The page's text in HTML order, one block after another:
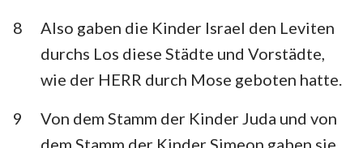
8
Also gaben die Kinder Israel den Leviten
durchs Los diese Städte und Vorstädte,
wie der HERR durch Mose geboten hatte.
9
Von dem Stamm der Kinder Juda und von
dem Stamm der Kinder Simeon gaben sie